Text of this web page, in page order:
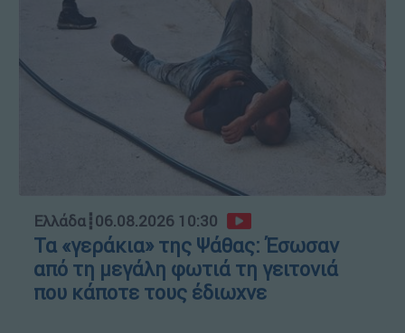
Ελλάδα┋06.08.2026 10:30
Τα «γεράκια» της Ψάθας: Έσωσαν
από τη μεγάλη φωτιά τη γειτονιά
που κάποτε τους έδιωχνε